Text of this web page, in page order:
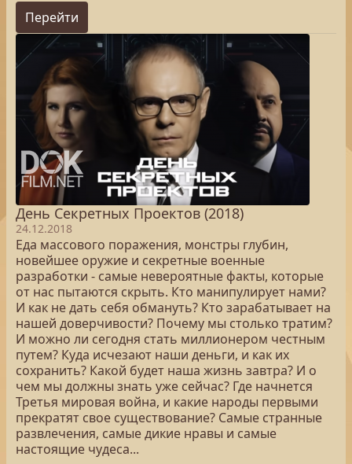
Перейти
День Секретных Проектов (2018)
24.12.2018
Еда массового поражения, монстры глубин,
новейшее оружие и секретные военные
разработки - самые невероятные факты, которые
от нас пытаются скрыть. Кто манипулирует нами?
И как не дать себя обмануть? Кто зарабатывает на
нашей доверчивости? Почему мы столько тратим?
И можно ли сегодня стать миллионером честным
путем? Куда исчезают наши деньги, и как их
сохранить? Какой будет наша жизнь завтра? И о
чем мы должны знать уже сейчас? Где начнется
Третья мировая война, и какие народы первыми
прекратят свое существование? Самые странные
развлечения, самые дикие нравы и самые
настоящие чудеса...